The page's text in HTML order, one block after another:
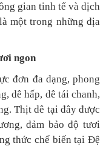
gian tinh tế và dịch
một trong những địa
ngon
đơn đa dạng, phong
dê hấp, dê tái chanh,
Thịt dê tại đây được
đảm bảo độ tươi
thức chế biến tại Đệ